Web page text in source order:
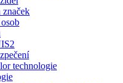
značek
technologie